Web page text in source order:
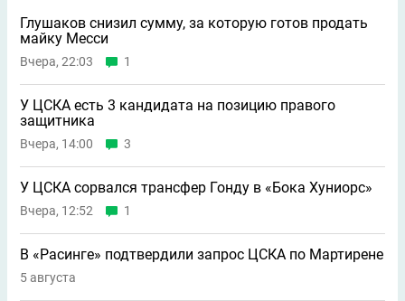
Глушаков снизил сумму, за которую готов продать
майку Месси
Вчера, 22:03 1
У ЦСКА есть 3 кандидата на позицию правого
защитника
Вчера, 14:00 3
У ЦСКА сорвался трансфер Гонду в «Бока Хуниорс»
Вчера, 12:52 1
В «Расинге» подтвердили запрос ЦСКА по Мартирене
5 августа